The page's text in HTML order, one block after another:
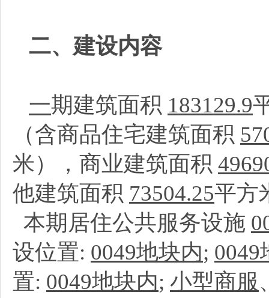
二、建设内容
一期建筑面积 183129.9
（含商品住宅建筑面积
米），商业建筑面积
他建筑面积 73504.25平方
本期居住公共服务设施
设位置: 0049地块内; 0049
置: 0049地块内; 小型商服